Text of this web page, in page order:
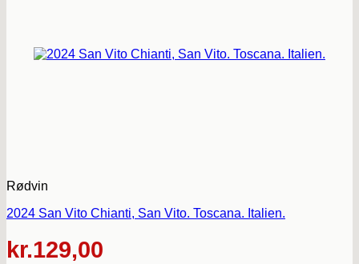
Rødvin
2024 San Vito Chianti, San Vito. Toscana. Italien.
kr.129,00